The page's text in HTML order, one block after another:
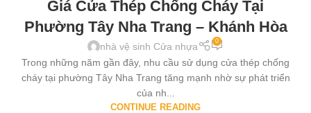
Giá Cửa Thép Chống Cháy Tại
Phường Tây Nha Trang – Khánh Hòa
nhà vệ sinh Cửa nhựa 0
Trong những năm gần đây, nhu cầu sử dụng cửa thép chống
cháy tại phường Tây Nha Trang tăng mạnh nhờ sự phát triển
của nh...
CONTINUE READING